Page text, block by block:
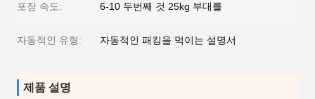
포장 속도: 6-10 두번째 것 25kg 부대를
자동적인 유형: 자동적인 패킹을 먹이는 설명서
제품 설명